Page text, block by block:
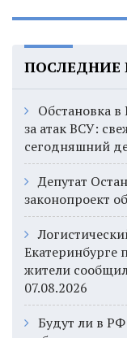
ПОСЛЕДНИЕ
Обстановка
за атак ВСУ:
сегодняшний
Депутат
законопроект
Екатеринбурге
жители
07.08.2026
Будут ли в